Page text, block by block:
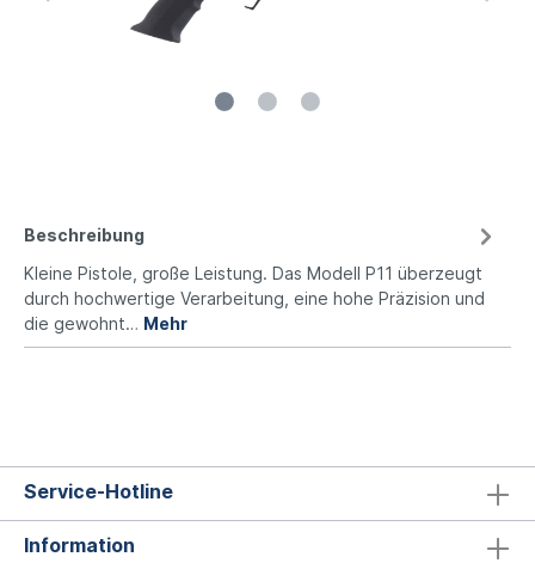
Beschreibung
Kleine Pistole, große Leistung. Das Modell P11 überzeugt
durch hochwertige Verarbeitung, eine hohe Präzision und
die gewohnt… Mehr
Service-Hotline
Information